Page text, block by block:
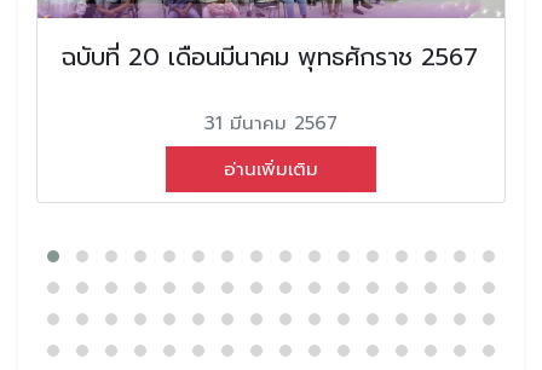
ฉบับที่ 20 เดือนมีนาคม พุทธศักราช 2567
31 มีนาคม 2567
อ่านเพิ่มเติม